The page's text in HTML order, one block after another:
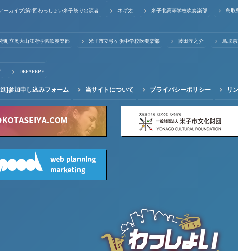
ーカイブ]第2回わっしょい米子祭り出演者 ネギ太 米子北高等学校吹奏楽部 鳥取
町立奥大山江府学園吹奏楽部 米子市立弓ヶ浜中学校吹奏楽部 藤田淳之介 鳥取
DEPAPEPE
]参加申し込みフォーム 当サイトについて プライバシーポリシー リ